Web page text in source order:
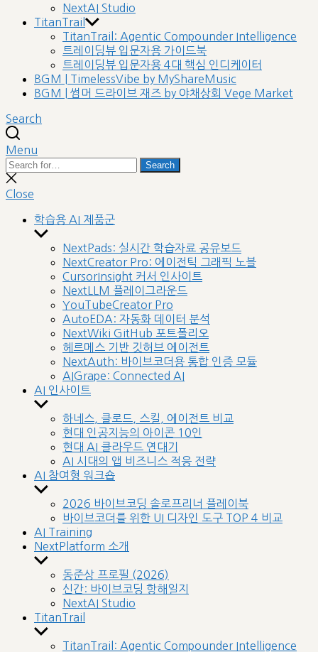
NextAI Studio
TitanTrail
TitanTrail: Agentic Compounder Intelligence
트레이딩뷰 입문자용 가이드북
트레이딩뷰 입문자용 4대 핵심 인디케이터
BGM | TimelessVibe by MyShareMusic
BGM | 썸머 드라이브 재즈 by 야채상회 Vege Market
Search
Menu
Search
for:
Search
Close
search
Close
학습용 AI 제품군
Show
sub
menu
NextPads: 실시간 학습자료 공유보드
NextCreator Pro: 에이전틱 그래픽 노블
CursorInsight 커서 인사이트
NextLLM 플레이그라운드
YouTubeCreator Pro
AutoEDA: 자동화 데이터 분석
NextWiki GitHub 포트폴리오
헤르메스 기반 깃허브 에이전트
NextAuth: 바이브코더용 통합 인증 모듈
AIGrape: Connected AI
AI 인사이트
Show
sub
menu
하네스, 클로드, 스킬, 에이전트 비교
현대 인공지능의 아이콘 10인
현대 AI 클라우드 연대기
AI 시대의 앱 비즈니스 적응 전략
AI 참여형 워크숍
Show
sub
menu
2026 바이브코딩 솔로프리너 플레이북
바이브코더를 위한 UI 디자인 도구 TOP 4 비교
AI Training
NextPlatform 소개
Show
sub
menu
동준상 프로필 (2026)
신간: 바이브코딩 항해일지
NextAI Studio
TitanTrail
Show
sub
TitanTrail: Agentic Compounder Intelligence